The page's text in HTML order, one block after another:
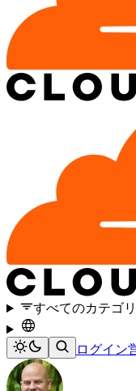
すべてのカテゴリ
ログイン